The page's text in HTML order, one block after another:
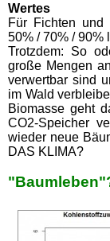
Wertes
Für Fichten und
50% / 70% / 90%
Trotzdem: So
große Mengen
verwertbar sind
im Wald
Biomasse geht
CO2-Speicher
wieder neue
DAS KLIMA?